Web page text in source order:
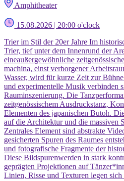
Amphitheater
15.08.2026 | 20:00 o'clock
Trier im Stil der 20er Jahre Im
Trier, tief unter dem Innenrund der
eineaußergewöhnliche
machina, einst verborgener
Wasser, wird für kurze Zeit zur
und experimentelle Musik verbinden
Rauminszenierung. Die
zeitgenössischem Ausdruckstanz,
Elementen des japanischen Butoh.
auf die Architektur und die massiven
Zentrales Element sind abstrakte
gesicherten Spuren des Raumes
und fotografische Fragmente der
Diese Bildspurenwerden in stark
geprägten Projektionen auf
Linien, Risse und Texturen legen